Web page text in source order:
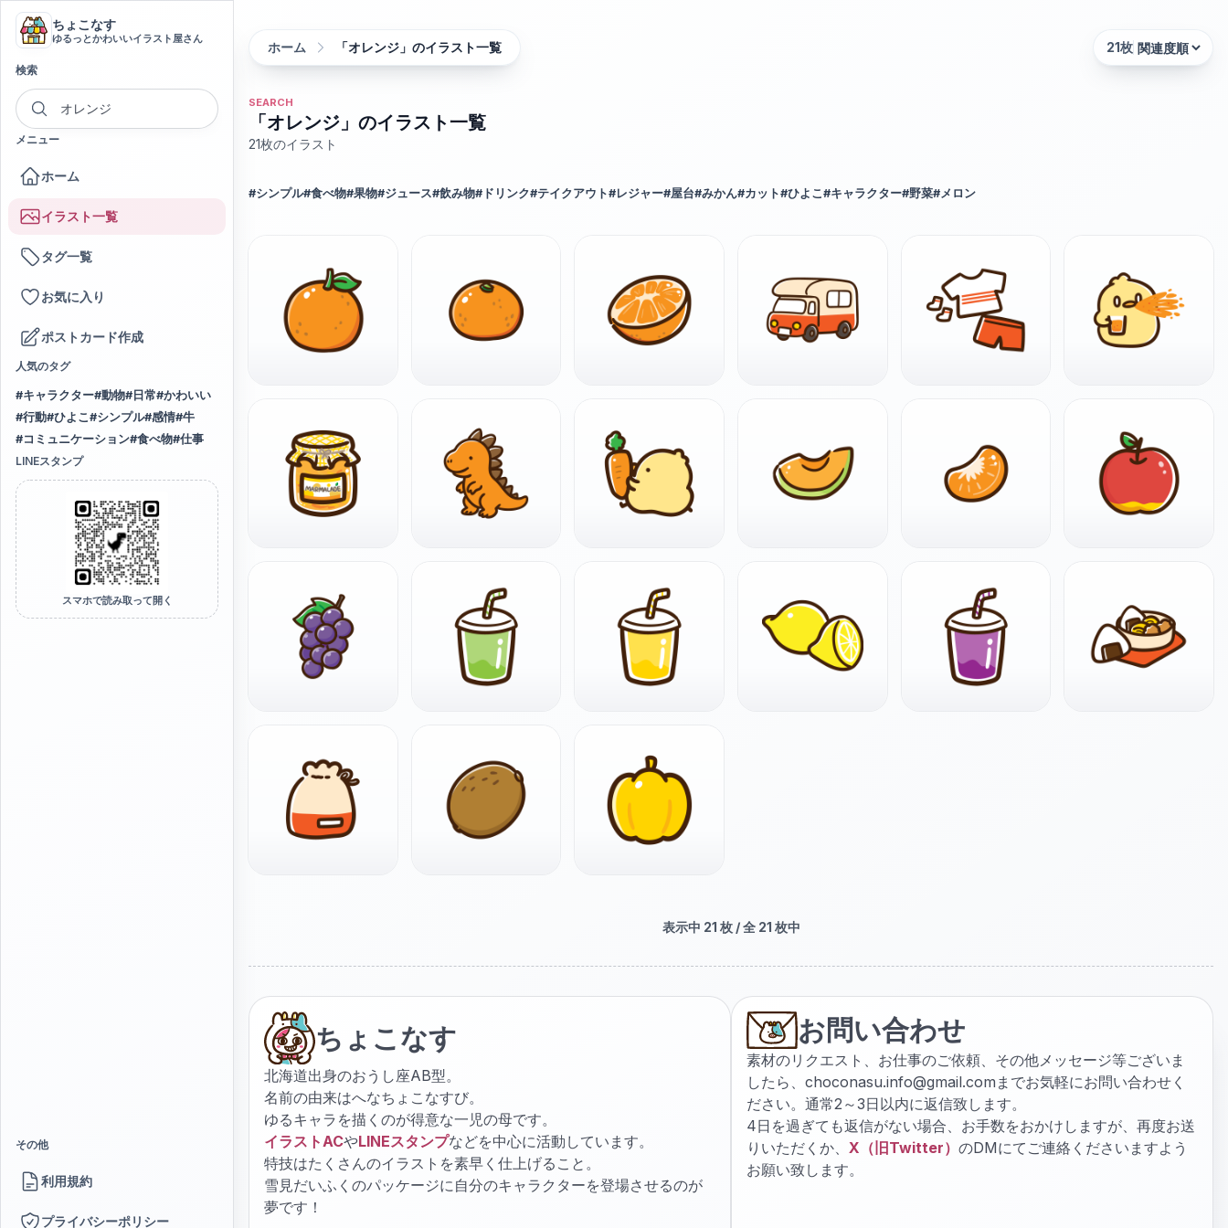
ちょこなす
ゆるっとかわいいイラスト屋さん
検索
メニュー
ホーム
イラスト一覧
タグ一覧
お気に入り
ポストカード作成
人気のタグ
#キャラクター#動物# 日常#かわいい
#行動#ひよこ#シンプル#感情#牛
#コミュニケーション#食べ物#仕事
LINEスタンプ
スマホで読み取って開く
その他
利用規約
プライバシーポリシー
ホーム 「オレンジ」のイラスト一覧 21枚
並び替え:
SEARCH
「オレンジ」のイラスト一覧
21枚のイラスト
#シンプル#食べ物#果物#ジュース#飲み物# ドリンク#テイクアウト#レジャー#屋台#みかん#カット#ひよこ#キャラクター#野菜#メロン
表示中 21 枚 / 全 21 枚中
ちょこなす
北海道出身のおうし座AB型。
名前の由来はへなちょこなすび。
ゆるキャラを描くのが得意な一児の母です。
イラストACやLINEスタンプなどを中心に活動しています。
特技はたくさんのイラストを素早く仕上げること。
雪見だいふくのパッケージに自分のキャラクターを登場させるのが
夢です！
お問い合わせ
素材のリクエスト、お仕事のご依頼、その他メッセージ等ございま
したら、 choconasu.info@gmail.com までお気軽にお問い合わせく
ださい。通常2～3日以内に返信致します。
4日を過ぎても返信がない場合、お手数をおかけしますが、再度お送
りいただくか、 X（旧Twitter） のDMにてご連絡くださいますよう
お願い致します。